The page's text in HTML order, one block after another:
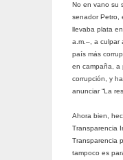
No en vano su
senador Petro,
llevaba plata
a.m.–, a culpar
país más
en campaña, a
corrupción, y
anunciar “La
Ahora bien,
Transparencia
Transparencia
tampoco es